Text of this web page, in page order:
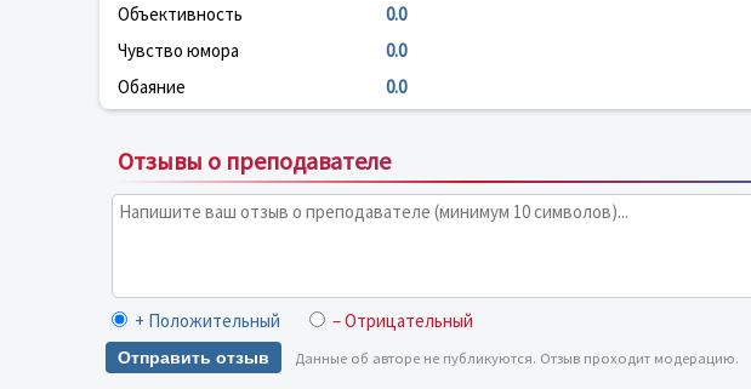
Объективность
0.0
Чувство юмора
0.0
Обаяние
0.0
Отзывы о преподавателе
+ Положительный – Отрицательный
Отправить отзыв Данные об авторе не публикуются. Отзыв проходит модерацию.